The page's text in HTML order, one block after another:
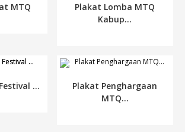
MTQ
Plakat Lomba MTQ
Kabup...
...
Plakat Penghargaan
MTQ...